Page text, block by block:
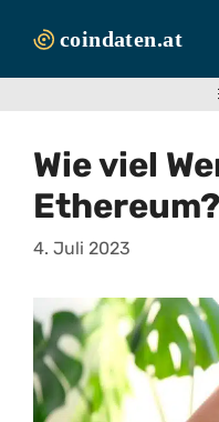
Inhalt
Wie viel
Ethereum?
4. Juli 2023